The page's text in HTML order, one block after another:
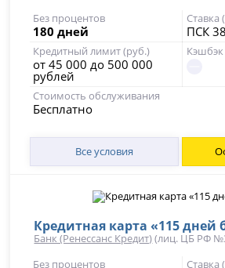
Без процентов
180 дней
Ставка
ПСК
Кредитный лимит (руб.)
от 45 000 до 500 000
рублей
Кэшбэк
Стоимость обслуживания
Бесплатно
Все условия
Кредитная карта «115 дней
Банк (Ренессанс Кредит)(лиц. ЦБ РФ
Без процентов
Ставка